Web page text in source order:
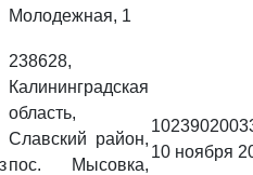
Молодежная, 1
238628,
Калининградская
область,
Славский район,
пос. Мысовка,
10 ноября